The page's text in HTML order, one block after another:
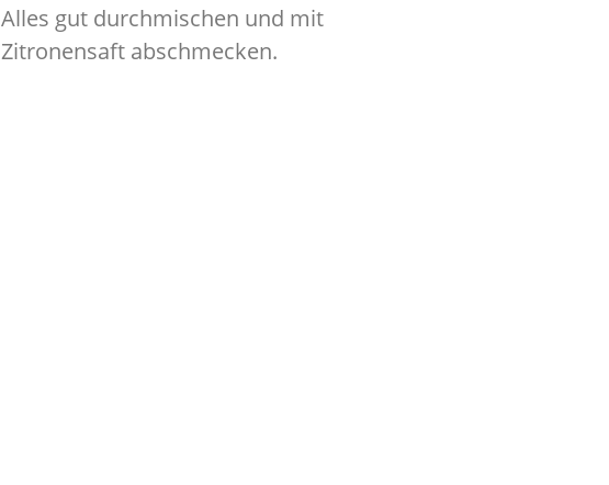
Alles gut durchmischen und mit
Zitronensaft abschmecken.